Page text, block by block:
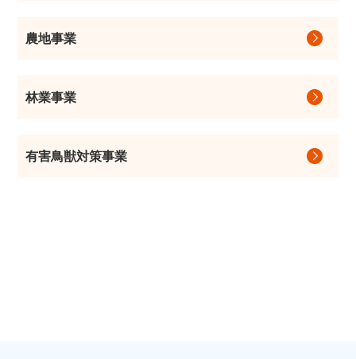
農地事業
林業事業
有害鳥獣対策事業